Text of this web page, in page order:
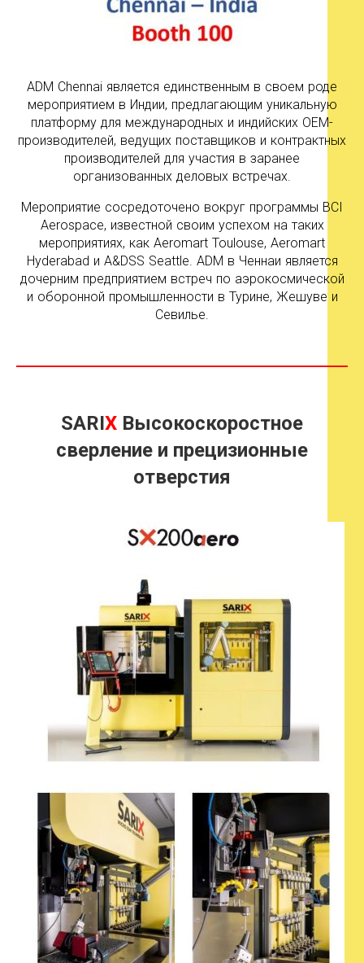
ADM Chennai является единственным в своем роде
мероприятием в Индии, предлагающим уникальную
платформу для международных и индийских OEM-
производителей, ведущих поставщиков и контрактных
производителей для участия в заранее
организованных деловых встречах.
Мероприятие сосредоточено вокруг программы BCI
Aerospace, известной своим успехом на таких
мероприятиях, как Aeromart Toulouse, Aeromart
Hyderabad и A&DSS Seattle. ADM в Ченнаи является
дочерним предприятием встреч по аэрокосмической
и оборонной промышленности в Турине, Жешуве и
Севилье.
SARIX Высокоскоростное
сверление и прецизионные
отверстия